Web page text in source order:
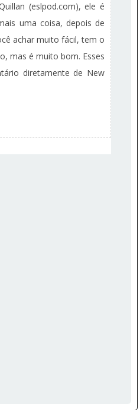
(eslpod.com), ele é
uma coisa, depois de
achar muito fácil, tem o
mas é muito bom. Esses
diretamente de New